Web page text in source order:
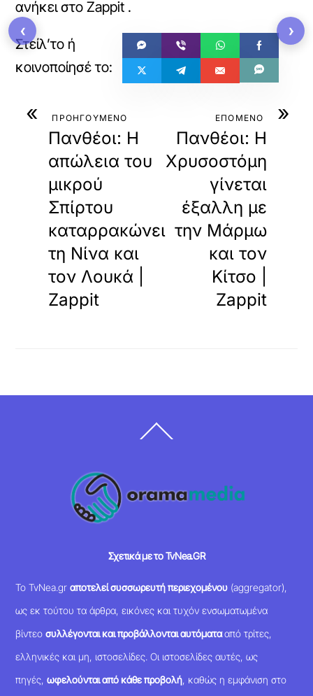
ανήκει στοZappit .
« ΠΡΟΗΓΟΥΜΕΝΟ
Πανθέοι: Η
απώλεια του
μικρού
Σπίρτου
καταρρακώνει
τη Νίνα και
τον Λουκά |
Zappit
»
ΕΠΟΜΕΝΟ
Πανθέοι: Η
Χρυσοστόμη
γίνεται
έξαλλη με
την Μάρμω
και τον
Κίτσο |
Zappit
To
Σχετικά με το TvNea.GR
Το TvNea.grαποτελεί συσσωρευτή περιεχομένου (aggregator),
ως εκ τούτου τα άρθρα, εικόνες και τυχόν ενσωματωμένα
βίντεοσυλλέγονται και προβάλλονται αυτόματααπό τρίτες,
ελληνικές και μη, ιστοσελίδες. Οι ιστοσελίδες αυτές, ως
πηγές,ωφελούνται από κάθε προβολή , καθώς η εμφάνιση στο
‹ ›